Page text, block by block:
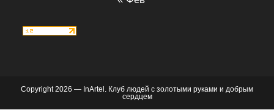
Copyright 2026 — InArtel. Клуб людей с золотыми руками и добрым
сердцем